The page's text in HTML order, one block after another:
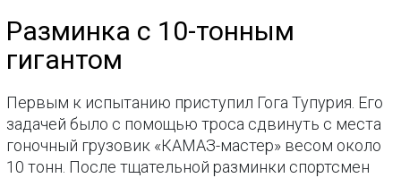
Разминка с 10-тонным
гигантом
Первым к испытанию приступил Гога Тупурия. Его
задачей было с помощью троса сдвинуть с места
гоночный грузовик «КАМАЗ-мастер» весом около
10 тонн. После тщательной разминки спортсмен